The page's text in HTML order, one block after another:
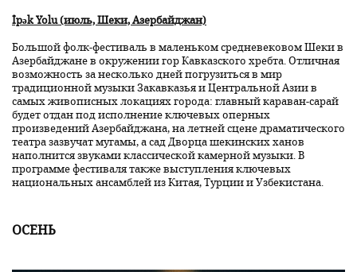
İpək Yolu (июль, Шеки, Азербайджан)
Большой фолк-фестиваль в маленьком средневековом Шеки в
Азербайджане в окружении гор Кавказского хребта. Отличная
возможность за несколько дней погрузиться в мир
традиционной музыки Закавказья и Центральной Азии в
самых живописных локациях города: главный караван-сарай
будет отдан под исполнение ключевых оперных
произведений Азербайджана, на летней сцене драматического
театра зазвучат мугамы, а сад Дворца шекинских ханов
наполнится звуками классической камерной музыки. В
программе фестиваля также выступления ключевых
национальных ансамблей из Китая, Турции и Узбекистана.
ОСЕНЬ